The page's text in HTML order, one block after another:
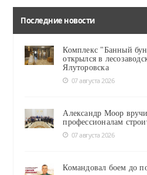
Последние новости
Комплекс "Банный
открылся в
Ялуторовска
07 августа 2026
Александр Моор
профессионалам
07 августа 2026
Командовал боем до